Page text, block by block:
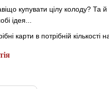
купувати цілу колоду? Та й
ідея...
карти в потрібній кількості